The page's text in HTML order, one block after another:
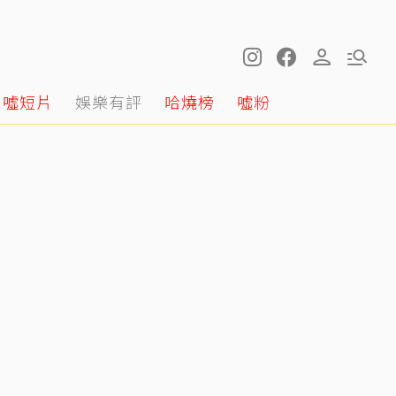
噓短片 娛樂有評 哈燒榜 噓粉